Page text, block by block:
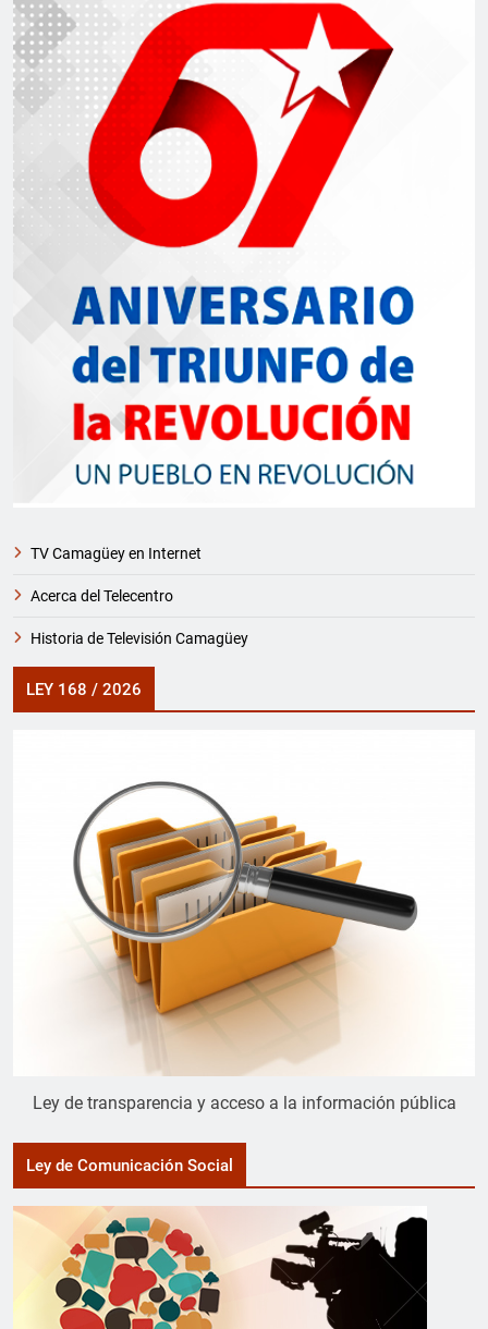
TV Camagüey en Internet
Acerca del Telecentro
Historia de Televisión Camagüey
LEY 168 / 2026
Ley de transparencia y acceso a la información pública
Ley de Comunicación Social